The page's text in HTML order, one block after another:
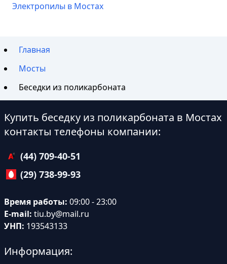
Электропилы в Мостах
Главная
Мосты
Беседки из поликарбоната
Купить беседку из поликарбоната в Мостах
контакты телефоны компании:
(44) 709-40-51
(29) 738-99-93
Время работы: 09:00 - 23:00
E-mail: tiu.by@mail.ru
УНП: 193543133
Информация: